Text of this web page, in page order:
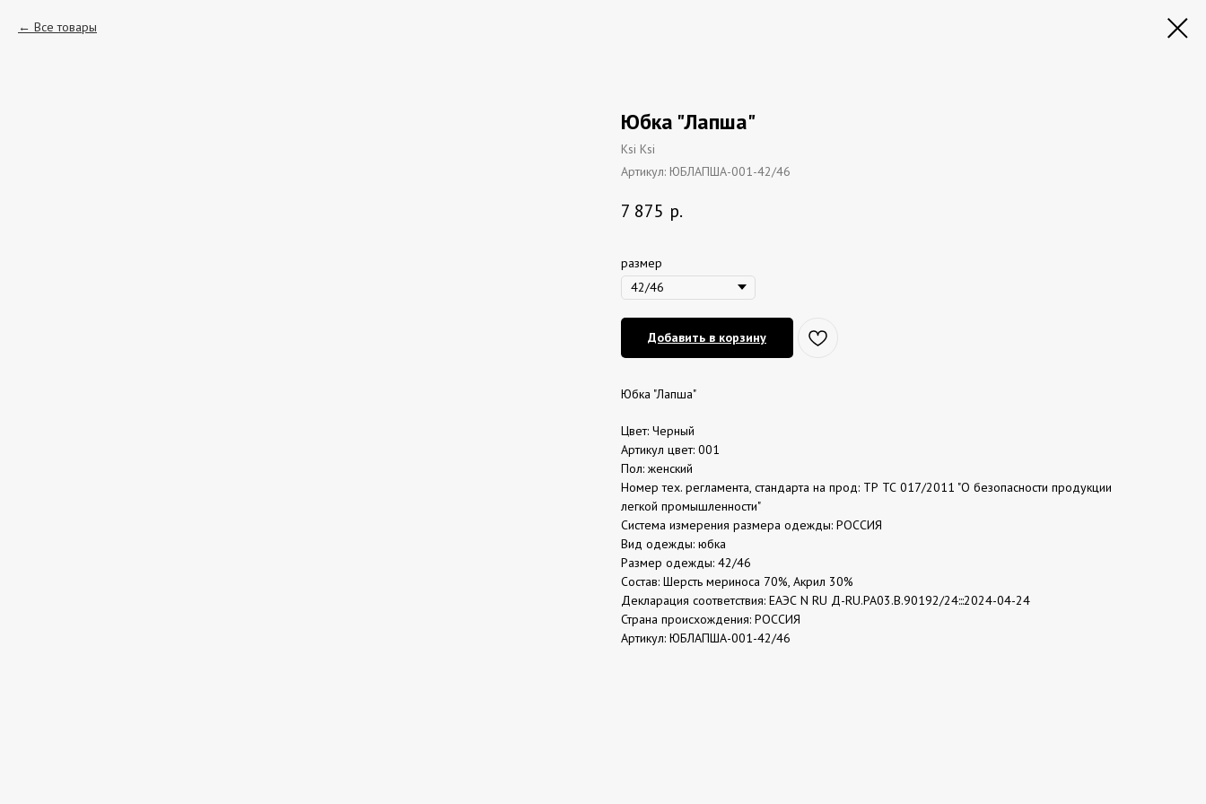
Все товары
Юбка "Лапша"
Ksi Ksi
Артикул: ЮБЛАПША-001-42/46
7 875 р.
размер
Добавить в корзину
Юбка "Лапша"
Цвет: Черный
Артикул цвет: 001
Пол: женский
Номер тех. регламента, стандарта на прод: ТР ТС 017/2011 "О безопасности продукции
легкой промышленности"
Система измерения размера одежды: РОССИЯ
Вид одежды: юбка
Размер одежды: 42/46
Состав: Шерсть мериноса 70%, Акрил 30%
Декларация соответствия: ЕАЭС N RU Д-RU.РА03.В.90192/24:::2024-04-24
Страна происхождения: РОССИЯ
Артикул: ЮБЛАПША-001-42/46